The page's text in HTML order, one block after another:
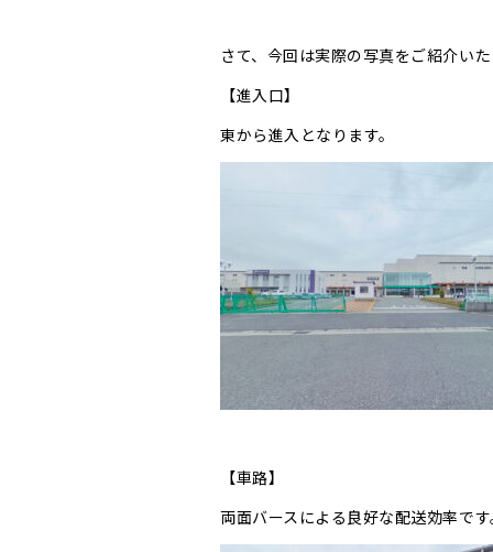
さて、今回は実際の写真をご紹介い
【進入口】
東から進入となります。
【車路】
両面バースによる良好な配送効率で